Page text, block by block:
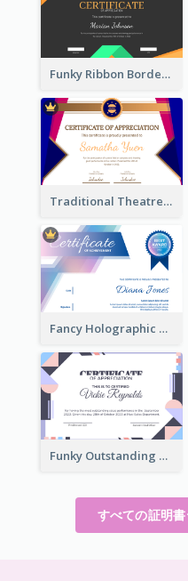
Funky Ribbon Border Certificate Design Template
Traditional Theatre Certificate Design Template
Fancy Holographic Certificate Design Ideas
Funky Outstanding Shapes Certificate Design Template Ideas
すべての証明